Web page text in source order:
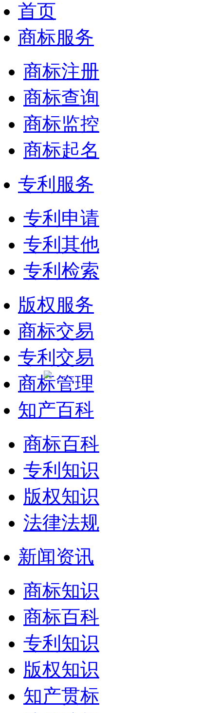
首页
商标服务
商标注册
商标查询
商标监控
商标起名
专利服务
专利申请
专利其他
专利检索
版权服务
商标交易
专利交易
商标管理
知产百科
商标百科
专利知识
版权知识
法律法规
新闻资讯
商标知识
商标百科
专利知识
版权知识
知产贯标